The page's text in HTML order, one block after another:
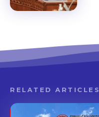
RELATED ARTICLES